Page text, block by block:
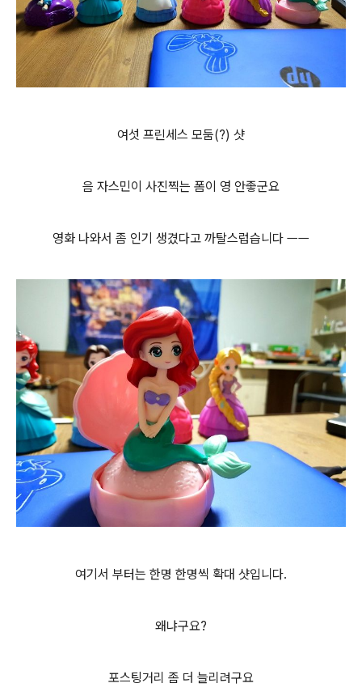
여섯 프린세스 모둠(?) 샷
음 자스민이 사진찍는 폼이 영 안좋군요
영화 나와서 좀 인기 생겼다고 까탈스럽습니다 ㅡㅡ
여기서 부터는 한명 한명씩 확대 샷입니다.
왜냐구요?
포스팅거리 좀 더 늘리려구요